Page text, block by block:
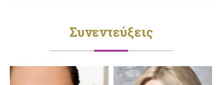
Συνεντεύξεις